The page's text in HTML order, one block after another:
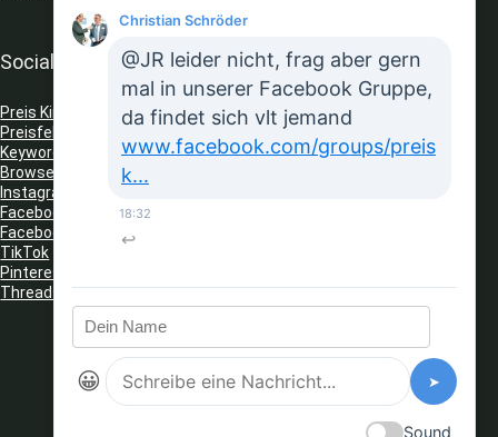
Social Media
Preis King auf Telegram
Preisfehler Whats App Kanal
Keyword Tracker (Telegram)
Browser Erweiterungen: Gutschein Finder
Instagram
Facebook
Facebook Gruppe
TikTok
Pinterest
Threads
Christian Schröder
@JR leider nicht, frag aber gern
mal in unserer Facebook Gruppe,
da findet sich vlt jemand
www.facebook.com/groups/preis
k...
18:32
↩
😀 ➤
Sound